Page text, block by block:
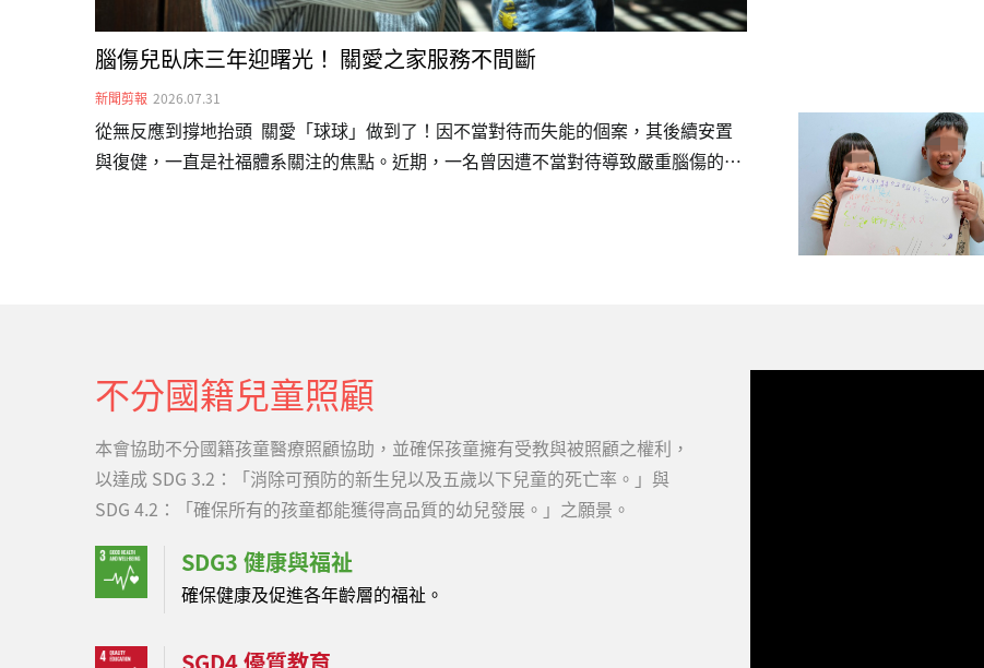
腦傷兒臥床三年迎曙光！ 關愛之家服務不間斷
新聞剪報 2026.07.31
從無反應到撐地抬頭 關愛「球球」做到了！因不當對待而失能的個案，其後續安置
與復健，一直是社福體系關注的焦點。近期，一名曾因遭不當對待導致嚴重腦傷的本
不分國籍兒童照顧
本會協助不分國籍孩童醫療照顧協助，並確保孩童擁有受教與被照顧之權利，
以達成 SDG 3.2：「消除可預防的新生兒以及五歲以下兒童的死亡率。」與
SDG 4.2：「確保所有的孩童都能獲得高品質的幼兒發展。」之願景。
SDG3 健康與福祉
確保健康及促進各年齡層的福祉。